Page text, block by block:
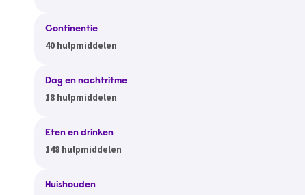
Continentie
40 hulpmiddelen
Dag en nachtritme
18 hulpmiddelen
Eten en drinken
148 hulpmiddelen
Huishouden